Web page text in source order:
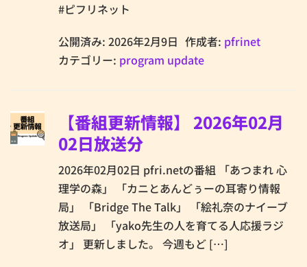
#ピフリネット
公開済み: 2026年2月9日 作成者: pfrinet
カテゴリー: program update
【番組更新情報】 2026年02月
02日放送分
2026年02月02日 pfri.netの番組 「あつまれ 心
理学の森」 「カニとあんどぅーの耳寄り情報
局」 「Bridge The Talk」 「絵礼奈のナイーブ
放送局」 「yako先生の人を育てる人応援ラジ
オ」 更新しました。 今週もど […]